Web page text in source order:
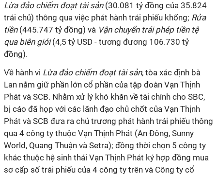
Lừa đảo chiếm đoạt tài sản (30.081 tỷ đồng của 35.824
trái chủ) thông qua việc phát hành trái phiếu khống; Rửa
tiền (445.747 tỷ đồng) và Vận chuyển trái phép tiền tệ
qua biên giới(4,5 tỷ USD - tương đương 106.730 tỷ
đồng).
Về hành vi Lừa đảo chiếm đoạt tài sản, tòa xác định bà
Lan nắm giữ phần lớn cổ phần của tập đoàn Vạn Thịnh
Phát và SCB. Nhằm xử lý khó khăn về tài chính cho SBC,
bị cáo đã họp với các lãnh đạo chủ chốt của Vạn Thịnh
Phát và SCB đưa ra chủ trương phát hành trái phiếu thông
qua 4 công ty thuộc Vạn Thịnh Phát (An Đông, Sunny
World, Quang Thuận và Setra); đồng thời chọn 5 công ty
khác thuộc hệ sinh thái Vạn Thịnh Phát ký hợp đồng mua
sơ cấp số trái phiếu của 4 công ty trên và Công ty cổ